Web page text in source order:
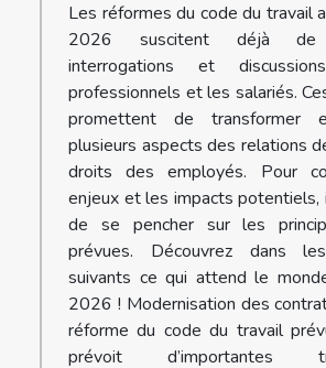
Les réformes du code du travail
2026 suscitent déjà de
interrogations et
professionnels et les salariés.
promettent de transformer
plusieurs aspects des relations
droits des employés. Pour
enjeux et les impacts
de se pencher sur les
prévues. Découvrez dans
suivants ce qui attend le
2026 ! Modernisation des
réforme du code du travail
prévoit d’importantes